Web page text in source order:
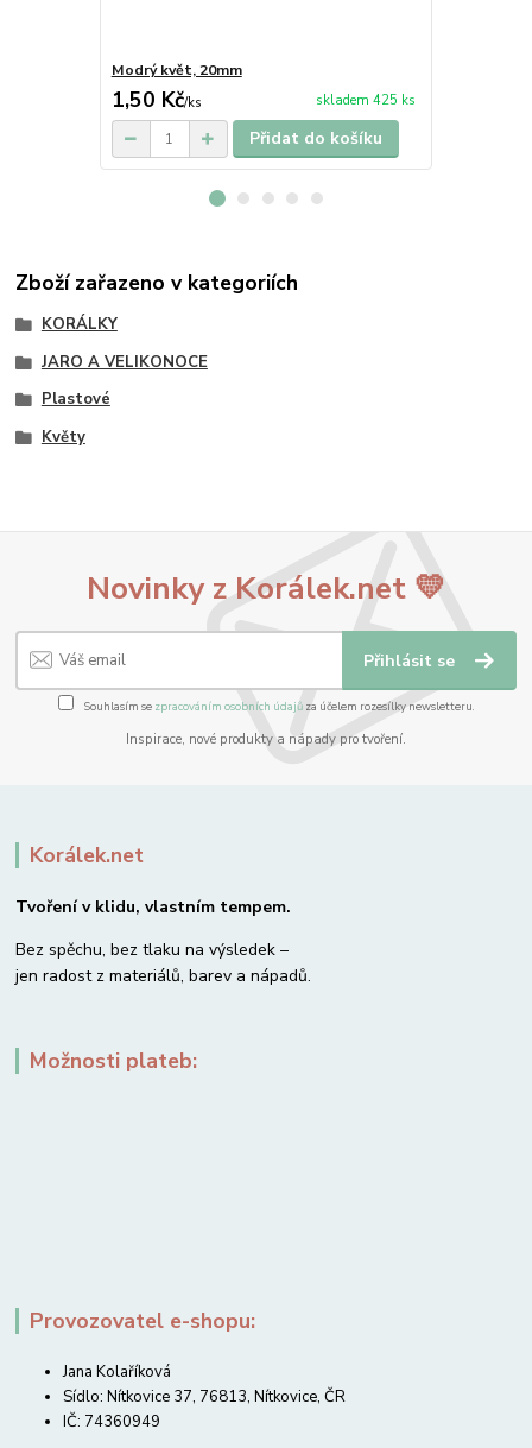
Modrý květ, 20mm
1,50 Kč/ks skladem 425 ks
Přidat do košíku
Zboží zařazeno v kategoriích
KORÁLKY
JARO A VELIKONOCE
Plastové
Květy
Novinky z Korálek.net 💛
Přihlásit se
Souhlasím se zpracováním osobních údajůza účelem rozesílky newsletteru.
Inspirace, nové produkty a nápady pro tvoření.
Korálek.net
Tvoření v klidu, vlastním tempem.
Bez spěchu, bez tlaku na výsledek –
jen radost z materiálů, barev a nápadů.
Možnosti plateb:
Provozovatel e-shopu:
Jana Kolaříková
Sídlo: Nítkovice 37, 76813, Nítkovice, ČR
IČ: 74360949